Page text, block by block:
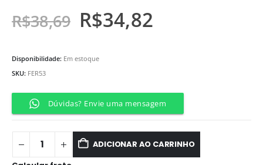
R$38,69 R$34,82
Disponibilidade: Em estoque
SKU: FER53
Dúvidas? Envie uma mensagem
ADICIONAR AO CARRINHO